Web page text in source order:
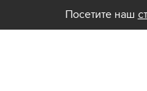
Посетите наш